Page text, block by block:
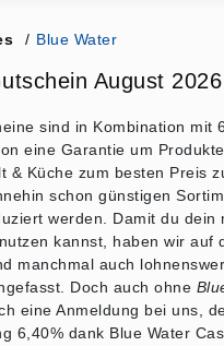
/ Blue Water
August 2026
sind in Kombination mit
eine Garantie um
& Küche zum besten Preis
schon günstigen
werden. Damit du dein
kannst, haben wir auf
manchmal auch
Doch auch ohne
eine Anmeldung bei uns,
6,40% dank Blue Water